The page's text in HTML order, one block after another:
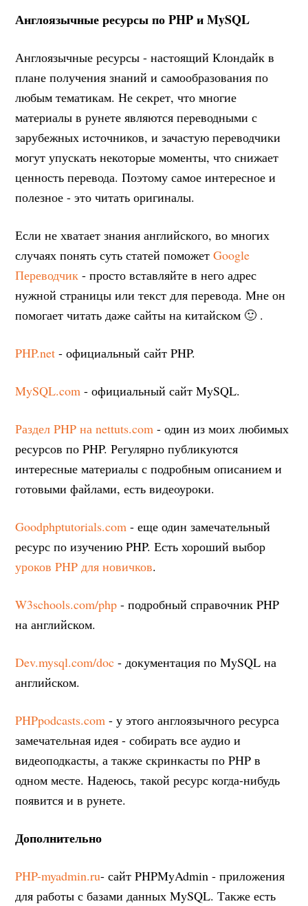
Англоязычные ресурсы по PHP и MySQL
Англоязычные ресурсы - настоящий Клондайк в
плане получения знаний и самообразования по
любым тематикам. Не секрет, что многие
материалы в рунете являются переводными с
зарубежных источников, и зачастую переводчики
могут упускать некоторые моменты, что снижает
ценность перевода. Поэтому самое интересное и
полезное - это читать оригиналы.
Если не хватает знания английского, во многих
случаях понять суть статей поможетGoogle
Переводчик - просто вставляйте в него адрес
нужной страницы или текст для перевода. Мне он
помогает читать даже сайты на китайском 🙂 .
PHP.net - официальный сайт PHP.
MySQL.com - официальный сайт MySQL.
Раздел PHP на nettuts.com - один из моих любимых
ресурсов по PHP. Регулярно публикуются
интересные материалы с подробным описанием и
готовыми файлами, есть видеоуроки.
Goodphptutorials.com - еще один замечательный
ресурс по изучению PHP. Есть хороший выбор
уроков PHP для новичков.
W3schools.com/php - подробный справочник PHP
на английском.
Dev.mysql.com/doc - документация по MySQL на
английском.
PHPpodcasts.com - у этого англоязычного ресурса
замечательная идея - собирать все аудио и
видеоподкасты, а также скринкасты по PHP в
одном месте. Надеюсь, такой ресурс когда-нибудь
появится и в рунете.
Дополнительно
PHP-myadmin.ru- сайт PHPMyAdmin - приложения
для работы с базами данных MySQL. Также есть